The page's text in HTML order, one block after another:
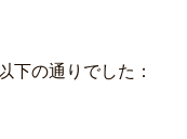
下の通りでした：